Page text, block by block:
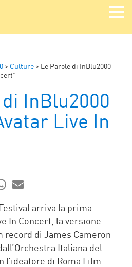
> Culture > Le Parole di InBlu2000
InBlu2000
Live In
MAILarriva la prima
In Concert, la versione
di James Cameron
Italiana del
l’ideatore di Roma Film